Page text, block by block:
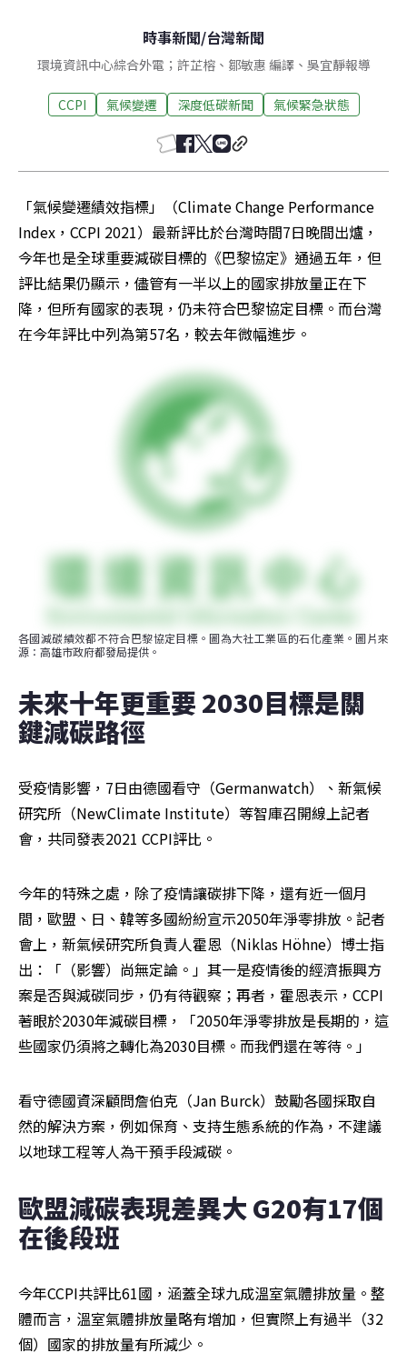
時事新聞/台灣新聞
環境資訊中心綜合外電；許芷榕、鄒敏惠 編譯、吳宜靜報導
CCPI 氣候變遷 深度低碳新聞 氣候緊急狀態
「氣候變遷績效指標」（Climate Change Performance
Index，CCPI 2021）最新評比於台灣時間7日晚間出爐，
今年也是全球重要減碳目標的《巴黎協定》通過五年，但
評比結果仍顯示，儘管有一半以上的國家排放量正在下
降，但所有國家的表現，仍未符合巴黎協定目標。而台灣
在今年評比中列為第57名，較去年微幅進步。
各國減碳績效都不符合巴黎協定目標。圖為大社工業區的石化產業。圖片來
源：高雄市政府都發局提供。
未來十年更重要 2030目標是關
鍵減碳路徑
受疫情影響，7日由德國看守（Germanwatch）、新氣候
研究所（NewClimate Institute）等智庫召開線上記者
會，共同發表2021 CCPI評比。
今年的特殊之處，除了疫情讓碳排下降，還有近一個月
間，歐盟、日、韓等多國紛紛宣示2050年淨零排放。記者
會上，新氣候研究所負責人霍恩（Niklas Höhne）博士指
出：「（影響）尚無定論。」其一是疫情後的經濟振興方
案是否與減碳同步，仍有待觀察；再者，霍恩表示，CCPI
著眼於2030年減碳目標，「2050年淨零排放是長期的，這
些國家仍須將之轉化為2030目標。而我們還在等待。」
看守德國資深顧問詹伯克（Jan Burck）鼓勵各國採取自
然的解決方案，例如保育、支持生態系統的作為，不建議
以地球工程等人為干預手段減碳。
歐盟減碳表現差異大 G20有17個
在後段班
今年CCPI共評比61國，涵蓋全球九成溫室氣體排放量。整
體而言，溫室氣體排放量略有增加，但實際上有過半（32
個）國家的排放量有所減少。